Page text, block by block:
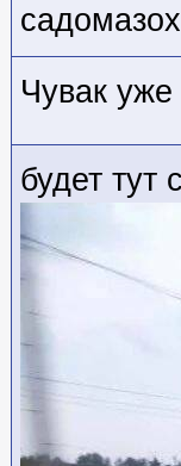
Чувак
будет тут